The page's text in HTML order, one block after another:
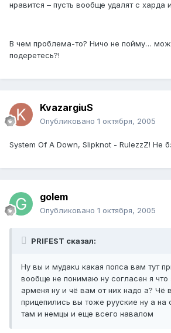
нравится – пусть вообще удалят с харда
В чем проблема-то? Ничо не пойму…
подеретесь?!
KvazargiuS
Опубликовано 1 октября, 2005
System Of A Down, Slipknot - RulezzZ! Не
golem
Опубликовано 1 октября, 2005
PRIFEST сказал:
Ну вы и мудaкu какая попса вам тут
вообще не понимаю ну согласен я что
арменя ну и чё вам от них надо а? Чё
прицепились вы тоже рууские ну а на
там и немцы и еще всего навалом